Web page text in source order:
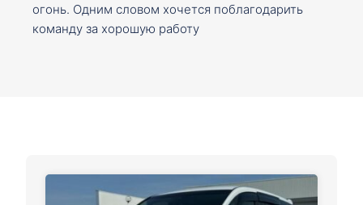
огонь. Одним словом хочется поблагодарить
команду за хорошую работу